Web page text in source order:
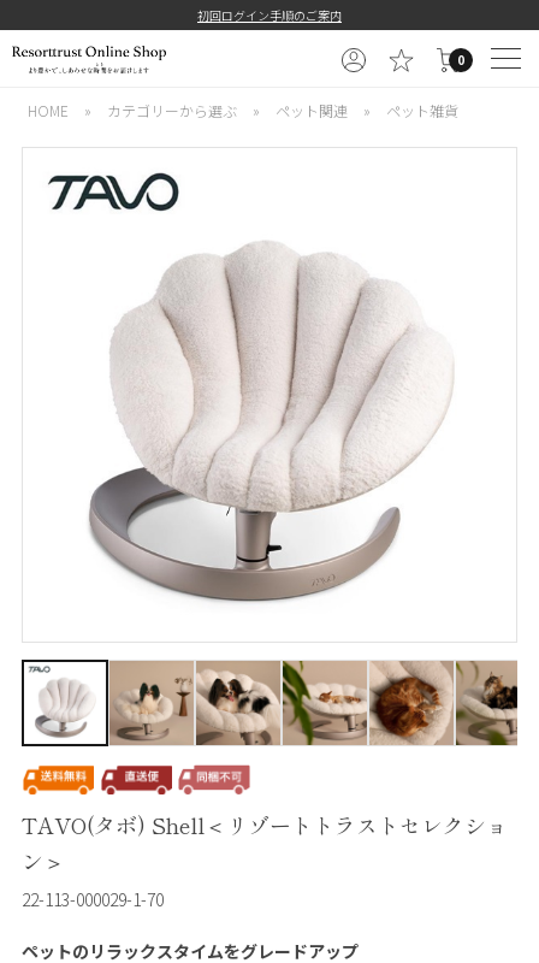
初回ログイン手順のご案内
0
HOME » カテゴリーから選ぶ » ペット関連 » ペット雑貨
TAVO(タボ) Shell＜リゾートトラストセレクショ
ン＞
22-113-000029-1-70
ペットのリラックスタイムをグレードアップ